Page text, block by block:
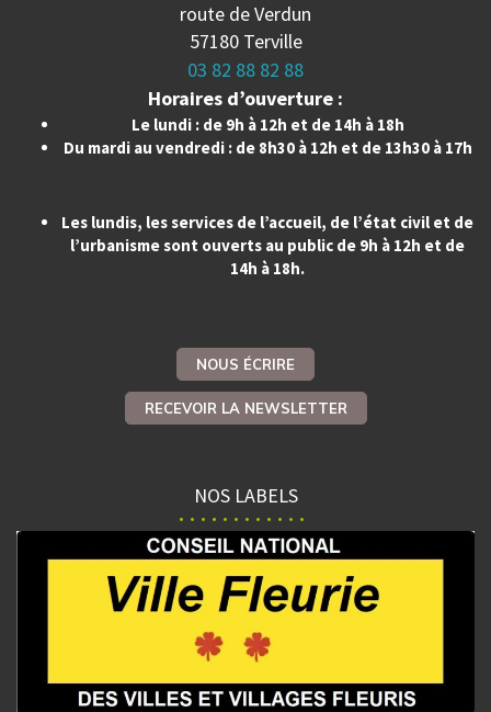
route de Verdun
57180 Terville
03 82 88 82 88
Horaires d’ouverture :
Le lundi : de 9h à 12h et de 14h à 18h
Du mardi au vendredi : de 8h30 à 12h et de 13h30 à 17h
Les lundis, les services de l’accueil, de l’état civil et de
l’urbanisme sont ouverts au public de 9h à 12h et de
14h à 18h.
NOUS ÉCRIRE
RECEVOIR LA NEWSLETTER
NOS LABELS